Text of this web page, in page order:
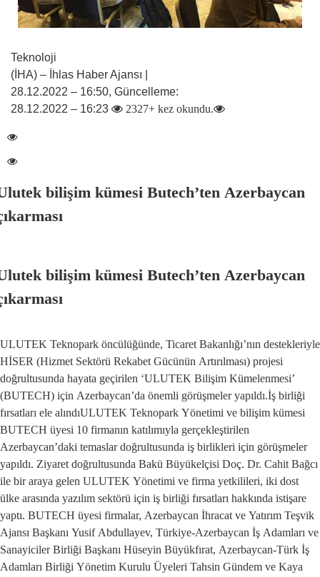
Teknoloji
(İHA) – İhlas Haber Ajansı |
28.12.2022 – 16:50, Güncelleme:
28.12.2022 – 16:23
2327+ kez okundu.
bilişim kümesi Butech’ten Azerbaycan
bilişim kümesi Butech’ten Azerbaycan
ULUTEK Teknopark öncülüğünde, Ticaret Bakanlığı’nın destekleriyle
HİSER (Hizmet Sektörü Rekabet Gücünün Artırılması) projesi
doğrultusunda hayata geçirilen ‘ULUTEK Bilişim Kümelenmesi’
(BUTECH) için Azerbaycan’da önemli görüşmeler yapıldı.İş birliği
fırsatları ele alındıULUTEK Teknopark Yönetimi ve bilişim kümesi
BUTECH üyesi 10 firmanın katılımıyla gerçekleştirilen
Azerbaycan’daki temaslar doğrultusunda iş birlikleri için görüşmeler
yapıldı. Ziyaret doğrultusunda Bakü Büyükelçisi Doç. Dr. Cahit Bağcı
ile bir araya gelen ULUTEK Yönetimi ve firma yetkilileri, iki dost
ülke arasında yazılım sektörü için iş birliği fırsatları hakkında istişare
yaptı. BUTECH üyesi firmalar, Azerbaycan İhracat ve Yatırım Teşvik
Ajansı Başkanı Yusif Abdullayev, Türkiye-Azerbaycan İş Adamları ve
Sanayiciler Birliği Başkanı Hüseyin Büyükfırat, Azerbaycan-Türk İş
Adamları Birliği Yönetim Kurulu Üyeleri Tahsin Gündem ve Kaya